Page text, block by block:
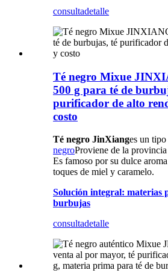
consultadetalle
Té negro Mixue
500 g para té de
purificador de alto
costo
Té negro JinXianges un
negroProviene de la
Es famoso por su dulce
toques de miel y caramelo.
Solución integral: materias
burbujas
consultadetalle